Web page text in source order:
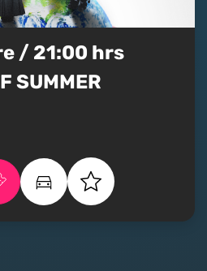
/ 21:00 hrs
SUMMER